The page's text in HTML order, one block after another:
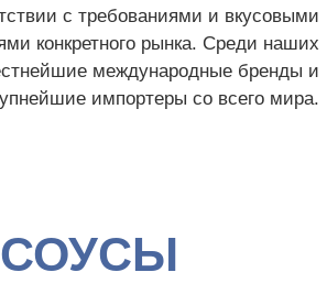
с требованиями и вкусовыми
конкретного рынка. Среди наших
международные бренды и
импортеры со всего мира.